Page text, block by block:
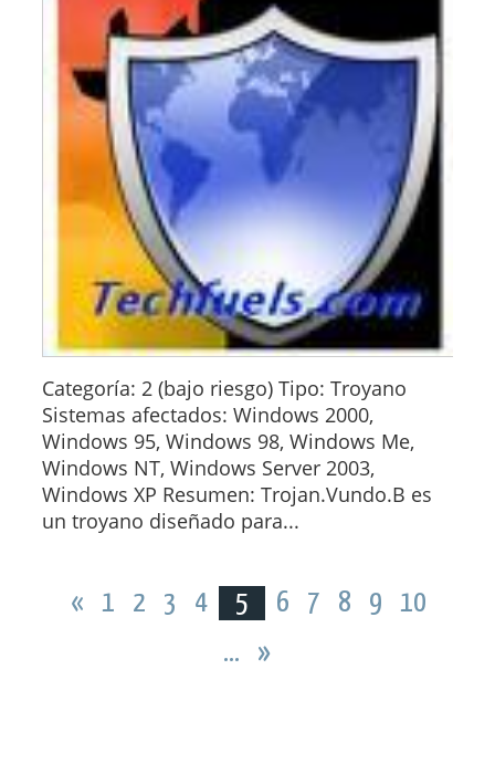
Categoría: 2 (bajo riesgo) Tipo: Troyano
Sistemas afectados: Windows 2000,
Windows 95, Windows 98, Windows Me,
Windows NT, Windows Server 2003,
Windows XP Resumen: Trojan.Vundo.B es
un troyano diseñado para...
« 1 2 3 4 5 6 7 8 9
10
...
»